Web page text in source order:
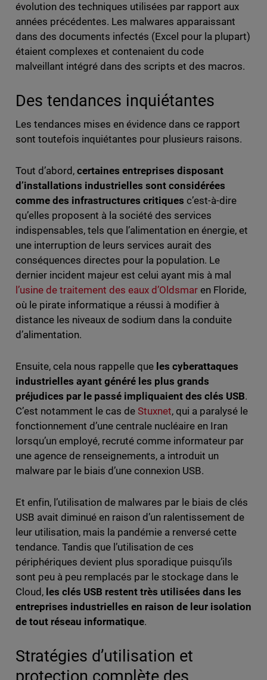
évolution des techniques utilisées par rapport aux
années précédentes. Les malwares apparaissant
dans des documents infectés (Excel pour la plupart)
étaient complexes et contenaient du code
malveillant intégré dans des scripts et des macros.
Des tendances inquiétantes
Les tendances mises en évidence dans ce rapport
sont toutefois inquiétantes pour plusieurs raisons.
Tout d’abord, certaines entreprises disposant
d’installations industrielles sont considérées
comme des infrastructures critiquesc’est-à-dire
qu’elles proposent à la société des services
indispensables, tels que l’alimentation en énergie, et
une interruption de leurs services aurait des
conséquences directes pour la population. Le
dernier incident majeur est celui ayant mis à mal
l’usine de traitement des eaux d’Oldsmar en Floride,
où le pirate informatique a réussi à modifier à
distance les niveaux de sodium dans la conduite
d’alimentation.
Ensuite, cela nous rappelle que les cyberattaques
industrielles ayant généré les plus grands
préjudices par le passé impliquaient des clés USB.
C’est notamment le cas de Stuxnet, qui a paralysé le
fonctionnement d’une centrale nucléaire en Iran
lorsqu’un employé, recruté comme informateur par
une agence de renseignements, a introduit un
malware par le biais d’une connexion USB.
Et enfin, l’utilisation de malwares par le biais de clés
USB avait diminué en raison d’un ralentissement de
leur utilisation, mais la pandémie a renversé cette
tendance. Tandis que l’utilisation de ces
périphériques devient plus sporadique puisqu’ils
sont peu à peu remplacés par le stockage dans le
Cloud,les clés USB restent très utilisées dans les
entreprises industrielles en raison de leur isolation
de tout réseau informatique.
Stratégies d’utilisation et
protection complète des